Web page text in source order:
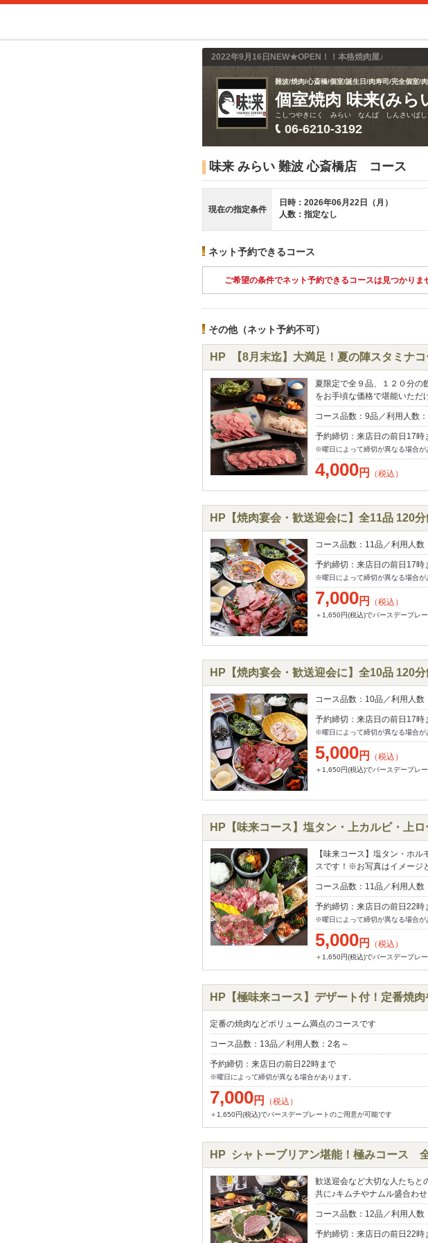
2022年9月16日NEW★OPEN！！本格焼肉屋♪
難波/焼肉/心斎橋/個室/誕生日/肉寿司/完全個室/
個室焼肉 味来(みら
こしつやきにく みらい なんば しんさいばし
06-6210-3192
味来 みらい 難波 心斎橋店 コース
現在の指定条件
日時：2026年06月22日（月）
人数：指定なし
ネット予約できるコース
ご希望の条件でネット予約できるコースは見つかり
その他（ネット予約不可）
HP 【8月末迄】大満足！夏の陣スタミナ
夏限定で全９品、１２０分の
をお手頃な価格で堪能いた
コース品数：9品／利用人数
予約締切：来店日の前日17時
※曜日によって締切が異なる場合が
4,000円 （税込）
HP【焼肉宴会・歓送迎会に】全11品 120
コース品数：11品／利用人数
予約締切：来店日の前日17時
※曜日によって締切が異なる場合が
7,000円 （税込）
＋1,650円(税込)でバースデープレ
HP【焼肉宴会・歓送迎会に】全10品 120
コース品数：10品／利用人数
予約締切：来店日の前日17時
※曜日によって締切が異なる場合が
5,000円 （税込）
＋1,650円(税込)でバースデープレ
HP【味来コース】塩タン・上カルビ・上
【味来コース】塩タン・ホ
スです！※お写真はイメージ
コース品数：11品／利用人数
予約締切：来店日の前日22時
※曜日によって締切が異なる場合が
5,000円 （税込）
＋1,650円(税込)でバースデープレ
HP【極味来コース】デザート付！定番焼
定番の焼肉などボリューム満点のコースです
コース品数：13品／利用人数：2名～
予約締切：来店日の前日22時まで
※曜日によって締切が異なる場合があります。
7,000円 （税込）
＋1,650円(税込)でバースデープレートのご用意が可能です
HP シャトーブリアン堪能！極みコース
歓送迎会など大切な人たちと
共に♪キムチやナムル盛合わ
コース品数：12品／利用人数
予約締切：来店日の前日22時